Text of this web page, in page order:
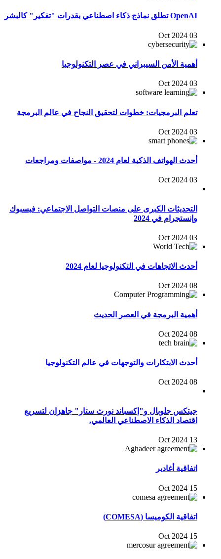
OpenAI تطلق نماذج ذكاء اصطناعي بقدرات "تفكير" كالبشر
03 Oct 2024
أهمية الأمن السيبراني في عصر التكنولوجيا
03 Oct 2024
تعلم البرمجيات: خطوات لتحقيق النجاح في عالم البرمجة
03 Oct 2024
أحدث الهواتف الذكية لعام 2024 - مواصفات ومراجعات
03 Oct 2024
التحديثات الكبرى على منصات التواصل الاجتماعي: فيسبوك
وإنستجرام في 2024
03 Oct 2024
أحدث الاتجاهات في التكنولوجيا لعام 2024
08 Oct 2024
أهمية البرمجة في العصر الحديث
08 Oct 2024
أحدث الابتكارات والتوجهات في عالم التكنولوجيا
08 Oct 2024
جيتكس جلوبال و"إكسباند نورث ستار" جاهزان لتسريع
اقتصاد الذكاء الاصطناعي العالمي.
13 Oct 2024
اتفاقية أغادير
15 Oct 2024
اتفاقية الكوميسا (COMESA)
15 Oct 2024